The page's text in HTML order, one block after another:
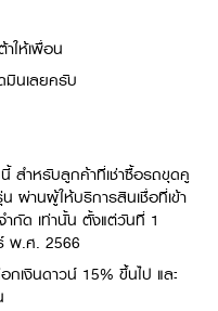
ให้เพื่อน
นเลยครับ
สำหรับลูกค้าที่เช่าซื้อรถขุดคู
ผ่านผู้ให้บริการสินเชื่อที่เข้า
กัด เท่านั้น ตั้งแต่วันที่ 1
พ.ศ. 2566
กเงินดาวน์ 15% ขึ้นไป และ